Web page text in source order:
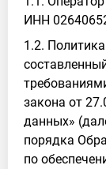
ИНН
1.2.
закона от
данных»
порядка
по